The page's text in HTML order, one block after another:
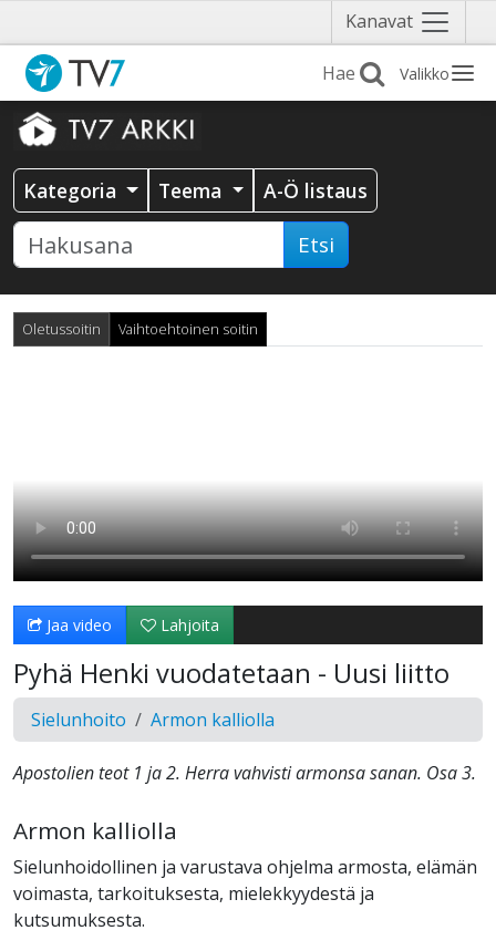
Kanavat Näytä
valikko
Valikko
Kategoria Teema A-Ö listaus
Etsi
Oletussoitin Vaihtoehtoinen soitin
Jaa video Lahjoita
Pyhä Henki vuodatetaan - Uusi liitto
Sielunhoito Armon kalliolla
Apostolien teot 1 ja 2. Herra vahvisti armonsa sanan. Osa 3.
Armon kalliolla
Sielunhoidollinen ja varustava ohjelma armosta, elämän
voimasta, tarkoituksesta, mielekkyydestä ja
kutsumuksesta.